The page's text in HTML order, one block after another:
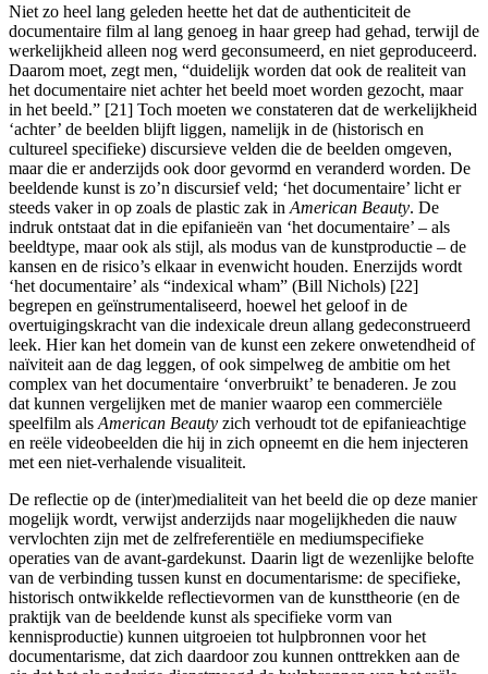
Niet zo heel lang geleden heette het dat de authenticiteit de
documentaire film al lang genoeg in haar greep had gehad, terwijl de
werkelijkheid alleen nog werd geconsumeerd, en niet geproduceerd.
Daarom moet, zegt men, “duidelijk worden dat ook de realiteit van
het documentaire niet achter het beeld moet worden gezocht, maar
in het beeld.” [21] Toch moeten we constateren dat de werkelijkheid
‘achter’ de beelden blijft liggen, namelijk in de (historisch en
cultureel specifieke) discursieve velden die de beelden omgeven,
maar die er anderzijds ook door gevormd en veranderd worden. De
beeldende kunst is zo’n discursief veld; ‘het documentaire’ licht er
steeds vaker in op zoals de plastic zak in American Beauty. De
indruk ontstaat dat in die epifanieën van ‘het documentaire’ – als
beeldtype, maar ook als stijl, als modus van de kunstproductie – de
kansen en de risico’s elkaar in evenwicht houden. Enerzijds wordt
‘het documentaire’ als “indexical wham” (Bill Nichols) [22]
begrepen en geïnstrumentaliseerd, hoewel het geloof in de
overtuigingskracht van die indexicale dreun allang gedeconstrueerd
leek. Hier kan het domein van de kunst een zekere onwetendheid of
naïviteit aan de dag leggen, of ook simpelweg de ambitie om het
complex van het documentaire ‘onverbruikt’ te benaderen. Je zou
dat kunnen vergelijken met de manier waarop een commerciële
speelfilm als American Beauty zich verhoudt tot de epifanieachtige
en reële videobeelden die hij in zich opneemt en die hem injecteren
met een niet-verhalende visualiteit.
De reflectie op de (inter)medialiteit van het beeld die op deze manier
mogelijk wordt, verwijst anderzijds naar mogelijkheden die nauw
vervlochten zijn met de zelfreferentiële en mediumspecifieke
operaties van de avant-gardekunst. Daarin ligt de wezenlijke belofte
van de verbinding tussen kunst en documentarisme: de specifieke,
historisch ontwikkelde reflectievormen van de kunsttheorie (en de
praktijk van de beeldende kunst als specifieke vorm van
kennisproductie) kunnen uitgroeien tot hulpbronnen voor het
documentarisme, dat zich daardoor zou kunnen onttrekken aan de